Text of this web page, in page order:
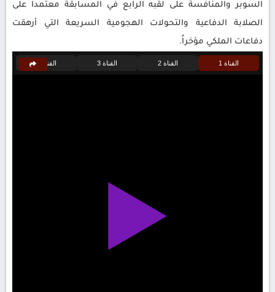
السوبر والمنافسة على لقبه الرابع في المسابقة معتمداً على
الصلابة الدفاعية والتحولات الهجومية السريعة التي أرهقت
دفاعات الملكي مؤخراً.